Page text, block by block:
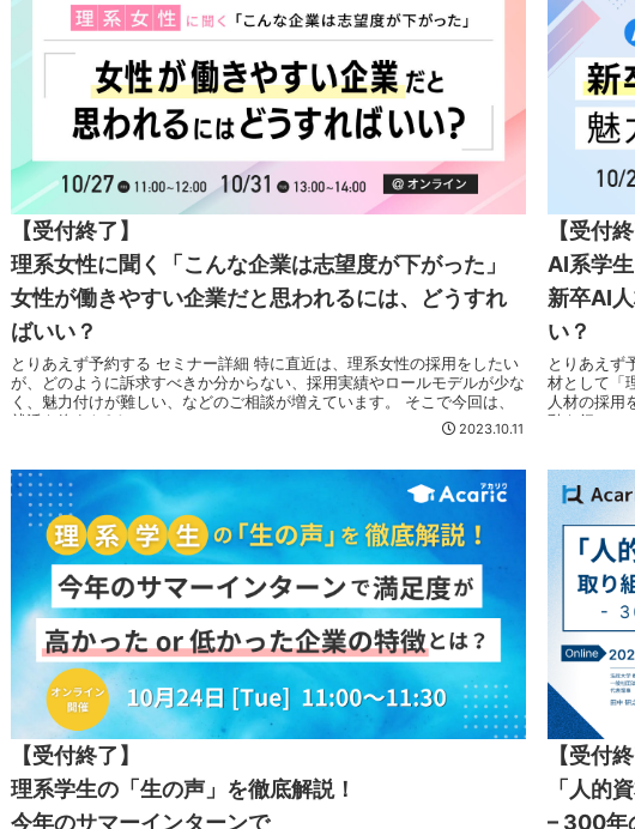
【受付終了】
理系女性に聞く「こんな企業は志望度が下がった」
女性が働きやすい企業だと思われるには、どうすれ
ばいい？
とりあえず予約する セミナー詳細 特に直近は、理系女性の採用をしたい
が、どのように訴求すべきか分からない、採用実績やロールモデルが少な
く、魅力付けが難しい、などのご相談が増えています。 そこで今回は、
就活を終えた24...
2023.10.11
【受付終
AI系学
新卒AI
い？
とりあえず
材として「
人材の採用
動を行っ...
【受付終了】
理系学生の「生の声」を徹底解説！
今年のサマーインターンで
【受付終
「人的
– 300年